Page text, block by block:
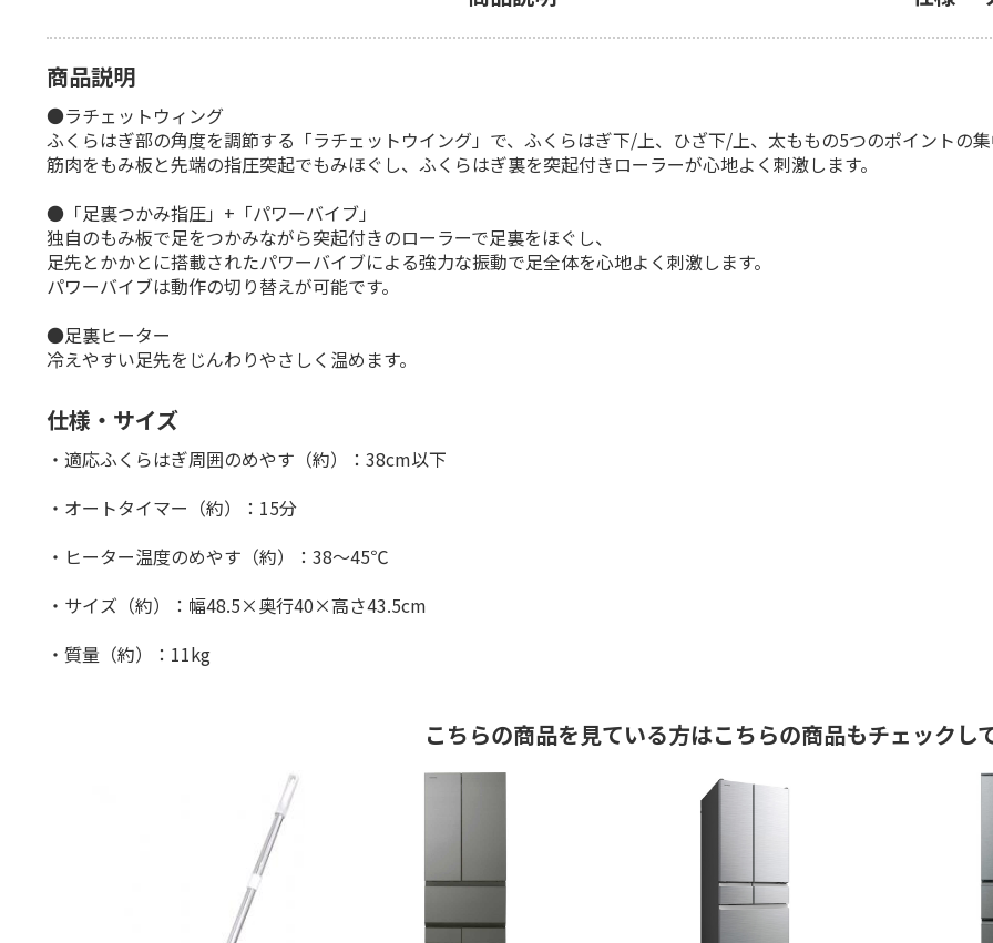
商品説明
●ラチェットウィング
ふくらはぎ部の角度を調節する「ラチェットウイング」で、ふくらはぎ下/上、ひざ下/上、太ももの5つのポイントの
筋肉をもみ板と先端の指圧突起でもみほぐし、ふくらはぎ裏を突起付きローラーが心地よく刺激します。
●「足裏つかみ指圧」+「パワーバイブ」
独自のもみ板で足をつかみながら突起付きのローラーで足裏をほぐし、
足先とかかとに搭載されたパワーバイブによる強力な振動で足全体を心地よく刺激します。
パワーバイブは動作の切り替えが可能です。
●足裏ヒーター
冷えやすい足先をじんわりやさしく温めます。
仕様・サイズ
・適応ふくらはぎ周囲のめやす（約）：38cm以下
・オートタイマー（約）：15分
・ヒーター温度のめやす（約）：38〜45℃
・サイズ（約）：幅48.5×奥行40×高さ43.5cm
・質量（約）：11kg
こちらの商品を見ている方はこちらの商品もチェックし